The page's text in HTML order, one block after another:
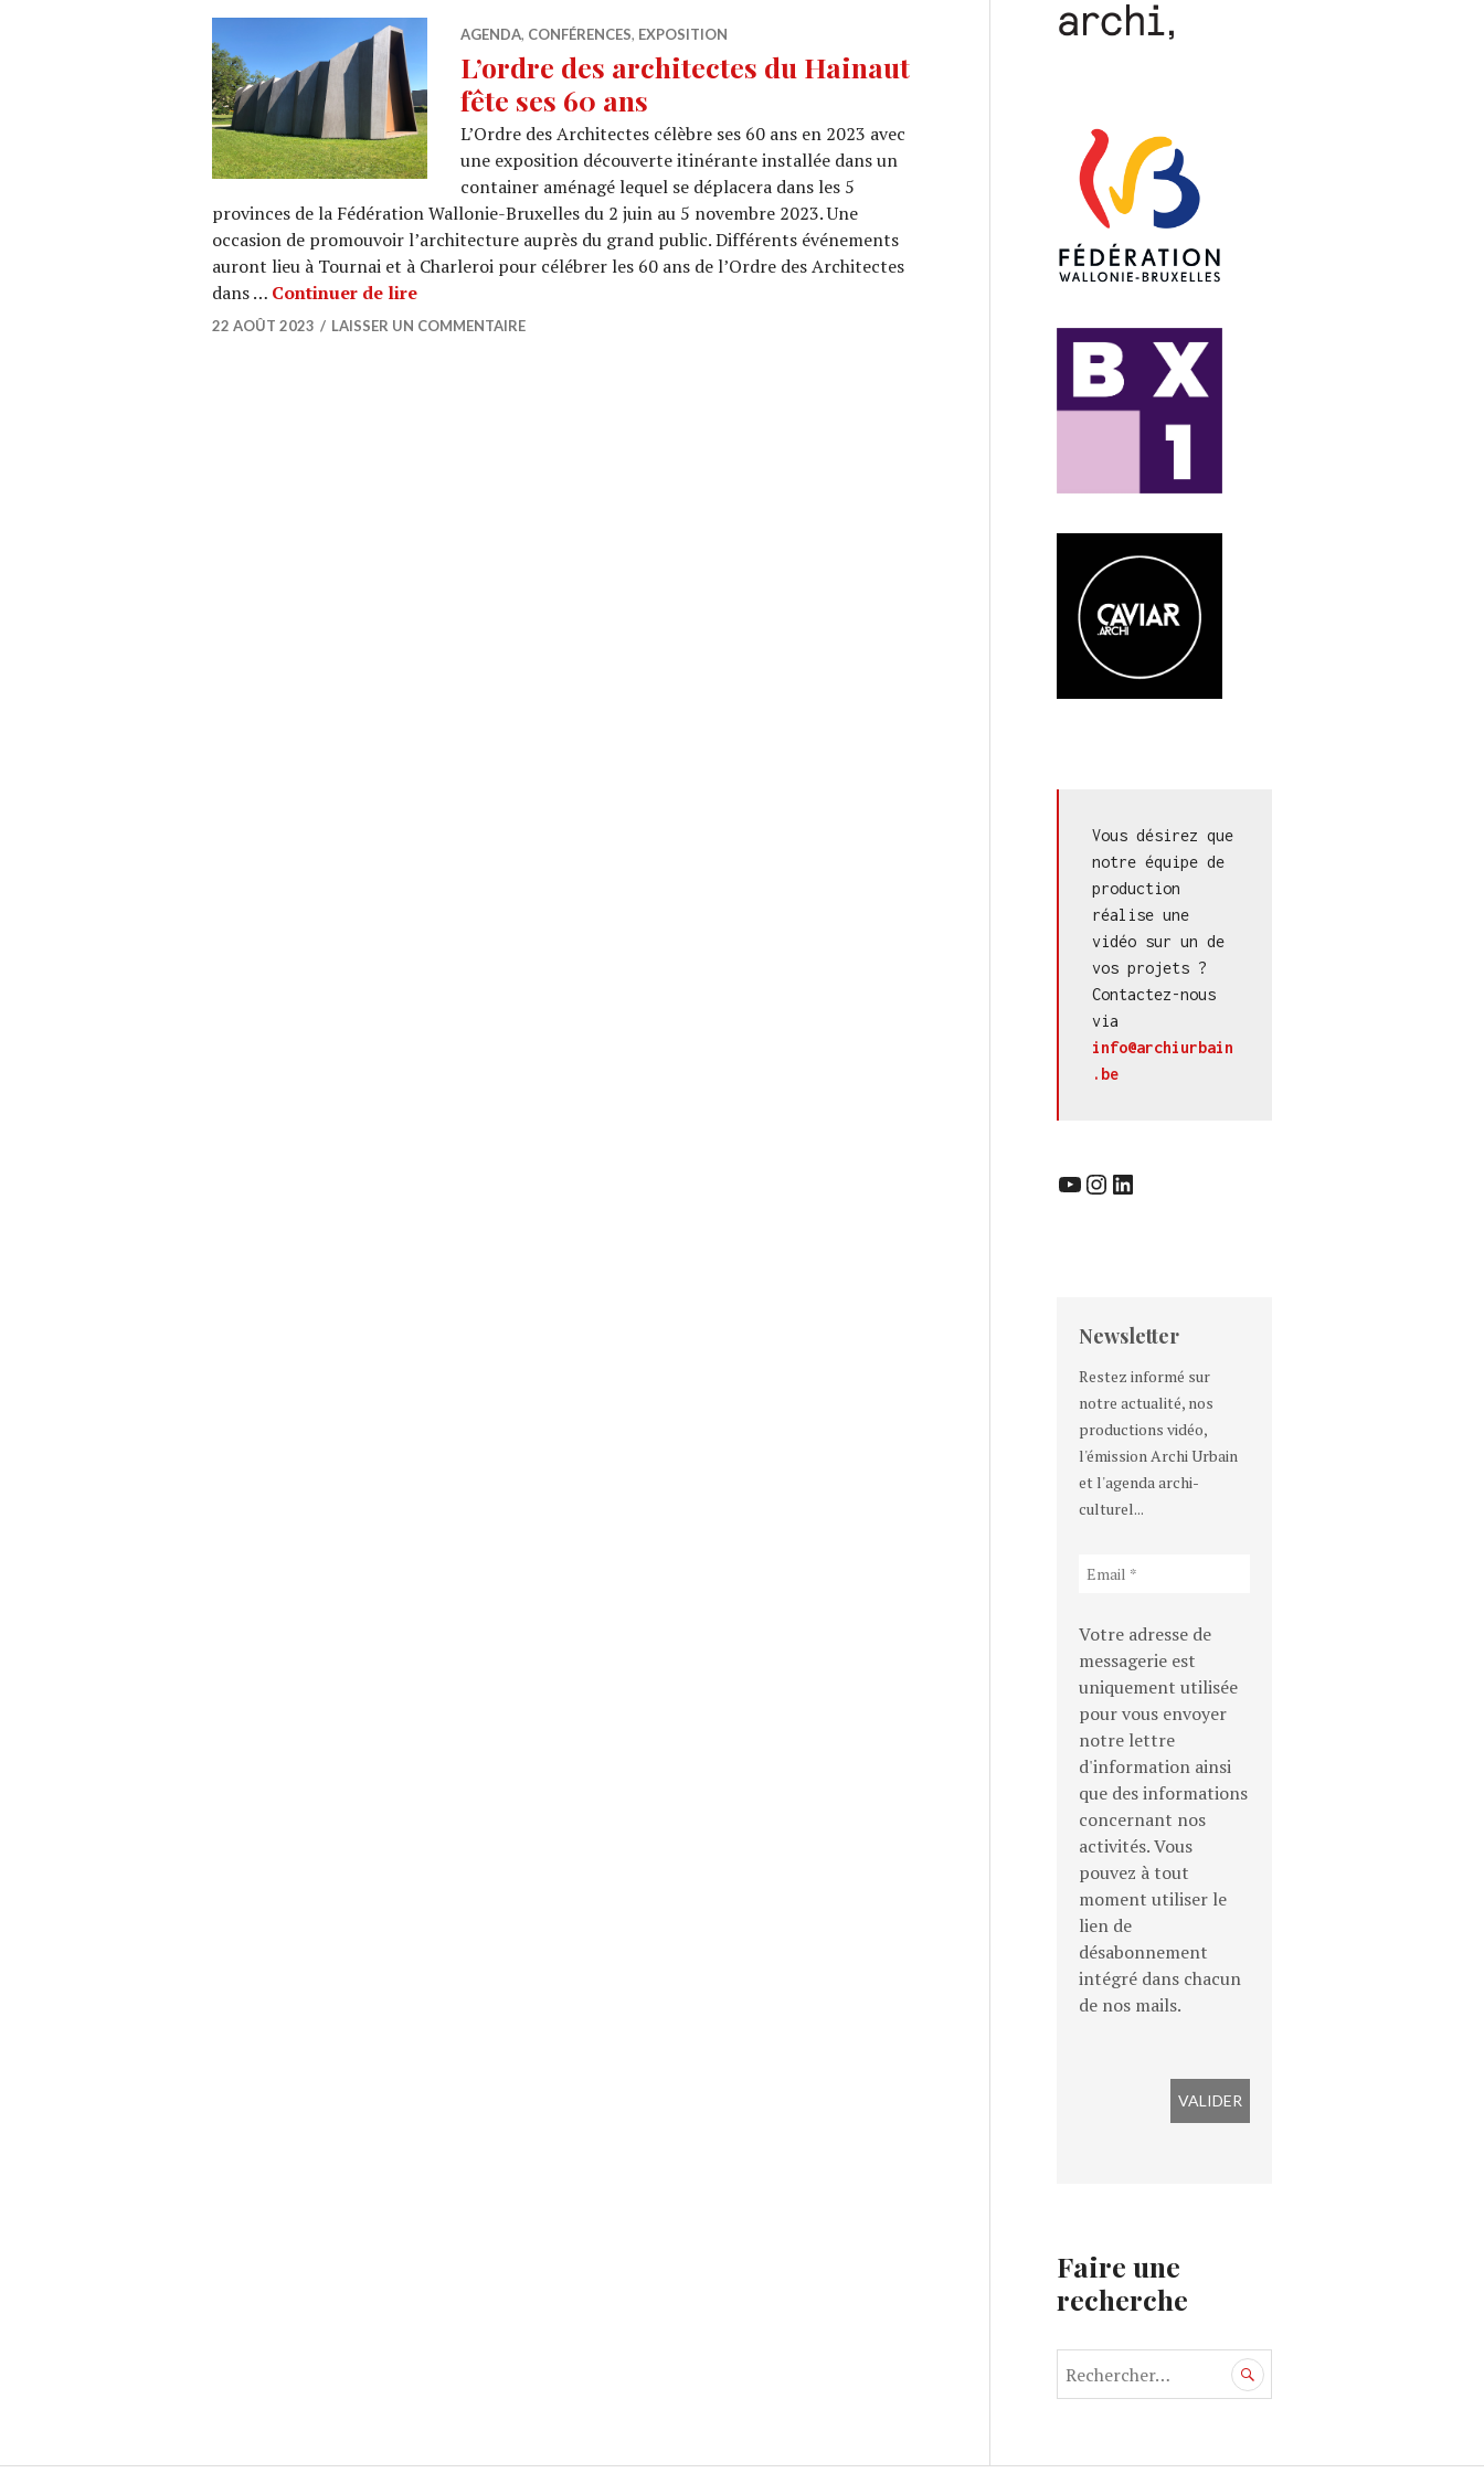
AGENDA, CONFÉRENCES, EXPOSITION
L’ordre des architectes du Hainaut
fête ses 60 ans
L’Ordre des Architectes célèbre ses 60 ans en 2023 avec
une exposition découverte itinérante installée dans un
container aménagé lequel se déplacera dans les 5
provinces de la Fédération Wallonie-Bruxelles du 2 juin au 5 novembre 2023. Une
occasion de promouvoir l’architecture auprès du grand public. Différents événements
auront lieu à Tournai et à Charleroi pour célébrer les 60 ans de l’Ordre des Architectes
dans … Continuer de lireL’ordre des architectes du Hainaut fête ses 60 ans
22 AOÛT 2023 LAISSER UN COMMENTAIRE
Vous désirez que
notre équipe de
production
réalise une
vidéo sur un de
vos projets ?
Contactez-nous
info@archiurbain
.be
YouTube InstagramLinkedIn
Newsletter
Restez informé sur
notre actualité, nos
productions vidéo,
l'émission Archi Urbain
et l'agenda archi-
culturel...
Votre adresse de
messagerie est
uniquement utilisée
pour vous envoyer
notre lettre
d'information ainsi
que des informations
concernant nos
activités. Vous
pouvez à tout
moment utiliser le
lien de
désabonnement
intégré dans chacun
de nos mails.
Faire une
recherche
e